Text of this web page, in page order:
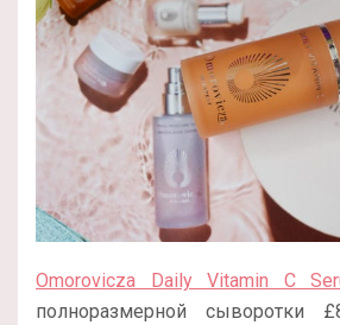
Omorovicza Daily Vitamin C
полноразмерной сыворотки